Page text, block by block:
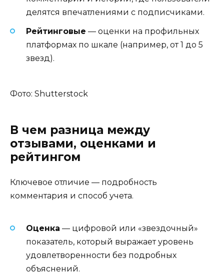
делятся впечатлениями с подписчиками.
Рейтинговые — оценки на профильных
платформах по шкале (например, от 1 до 5
звезд).
Фото: Shutterstock
В чем разница между
отзывами, оценками и
рейтингом
Ключевое отличие — подробность
комментария и способ учета.
Оценка — цифровой или «звездочный»
показатель, который выражает уровень
удовлетворенности без подробных
объяснений.